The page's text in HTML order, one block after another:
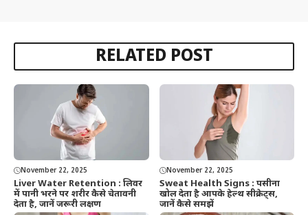
RELATED POST
November 22, 2025
Liver Water Retention : लिवर
में पानी भरने पर शरीर कैसे चेतावनी
देता है, जानें जरूरी लक्षण
November 22, 2025
Sweat Health Signs : पसीना
खोल देता है आपके हेल्थ सीक्रेट्स,
जानें कैसे समझें